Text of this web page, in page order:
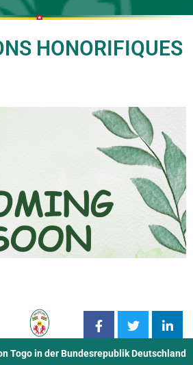
HONORIFIQUES
Togo in der Bundesrepublik Deutschland